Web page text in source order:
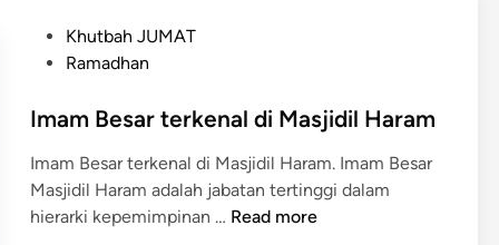
t
d
i
n
Khutbah JUMAT
Ramadhan
Imam Besar terkenal di Masjidil Haram
Imam Besar terkenal di Masjidil Haram. Imam Besar
Masjidil Haram adalah jabatan tertinggi dalam
hierarki kepemimpinan … IRead more